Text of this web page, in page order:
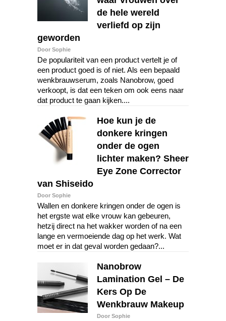
de hele wereld
verliefd op zijn
geworden
Door Sophie
De populariteit van een product vertelt je of
een product goed is of niet. Als een bepaald
wenkbrauwserum, zoals Nanobrow, goed
verkoopt, is dat een teken om ook eens naar
dat product te gaan kijken....
Hoe kun je de
donkere kringen
onder de ogen
lichter maken? Sheer
Eye Zone Corrector
van Shiseido
Door Sophie
Wallen en donkere kringen onder de ogen is
het ergste wat elke vrouw kan gebeuren,
hetzij direct na het wakker worden of na een
lange en vermoeiende dag op het werk. Wat
moet er in dat geval worden gedaan?...
Nanobrow
Lamination Gel – De
Kers Op De
Wenkbrauw Makeup
Door Sophie